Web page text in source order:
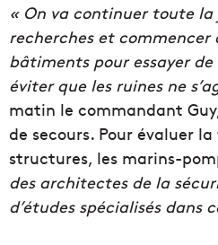
« On va continuer toute la
recherches et commencer
bâtiments pour essayer
éviter que les ruines ne
matin le commandant
de secours. Pour évaluer
structures, les marins-
des architectes de la
d’études spécialisés dans